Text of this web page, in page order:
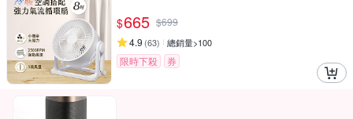
$665 $699
4.9 (63) 總銷量>100
限時下殺 券